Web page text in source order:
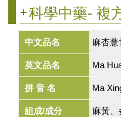
科學中藥- 複
中文品名 麻杏薏
英文品名 Ma
拼 音 名 Ma
組成/成分 麻黃、